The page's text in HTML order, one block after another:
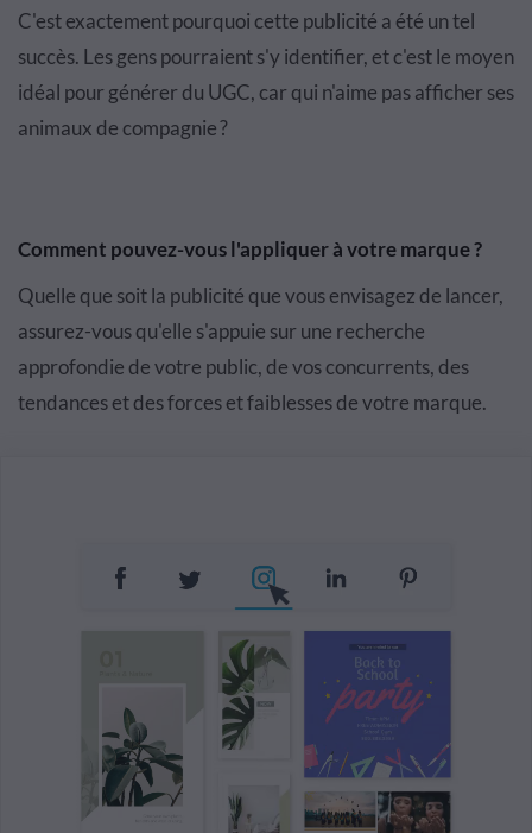
C'est exactement pourquoi cette publicité a été un tel
succès. Les gens pourraient s'y identifier, et c'est le moyen
idéal pour générer du UGC, car qui n'aime pas afficher ses
animaux de compagnie ?
Comment pouvez-vous l'appliquer à votre marque ?
Quelle que soit la publicité que vous envisagez de lancer,
assurez-vous qu'elle s'appuie sur une recherche
approfondie de votre public, de vos concurrents, des
tendances et des forces et faiblesses de votre marque.